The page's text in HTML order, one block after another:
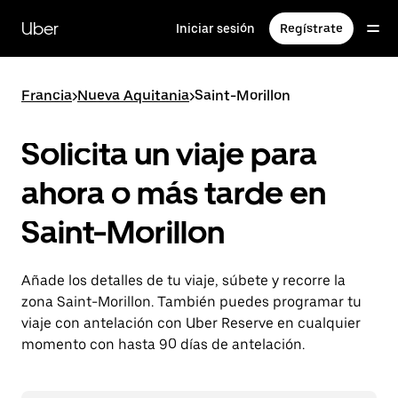
contenido
principal
Uber Iniciar sesión Regístrate
Francia>Nueva Aquitania>Saint-Morillon
Solicita un viaje para
ahora o más tarde en
Saint-Morillon
Añade los detalles de tu viaje, súbete y recorre la
zona Saint-Morillon. También puedes programar tu
viaje con antelación con Uber Reserve en cualquier
momento con hasta 90 días de antelación.